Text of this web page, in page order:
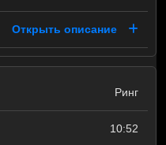
Открыть описание
Ринг
10:52